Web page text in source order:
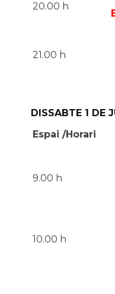
20.00 h
21.00 h
DISSABTE 1 DE
Espai /Horari
9.00 h
10.00 h